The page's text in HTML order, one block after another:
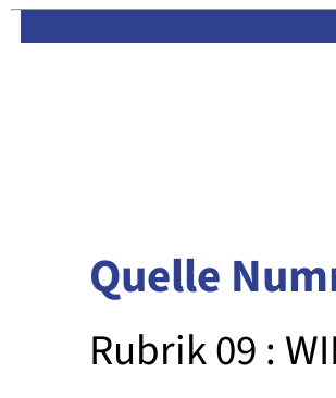
Quelle
Rubrik 09 :